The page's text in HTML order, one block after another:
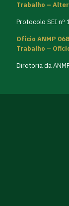
Trabalho –
Protocolo SEI nº
Ofício ANMP
Trabalho –
Diretoria da